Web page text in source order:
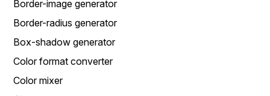
Border-image generator
Border-radius generator
Box-shadow generator
Color format converter
Color mixer